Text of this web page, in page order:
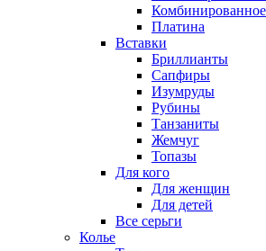
Комбинированное
Платина
Вставки
Бриллианты
Сапфиры
Изумруды
Рубины
Танзаниты
Жемчуг
Топазы
Для кого
Для женщин
Для детей
Все серьги
Колье